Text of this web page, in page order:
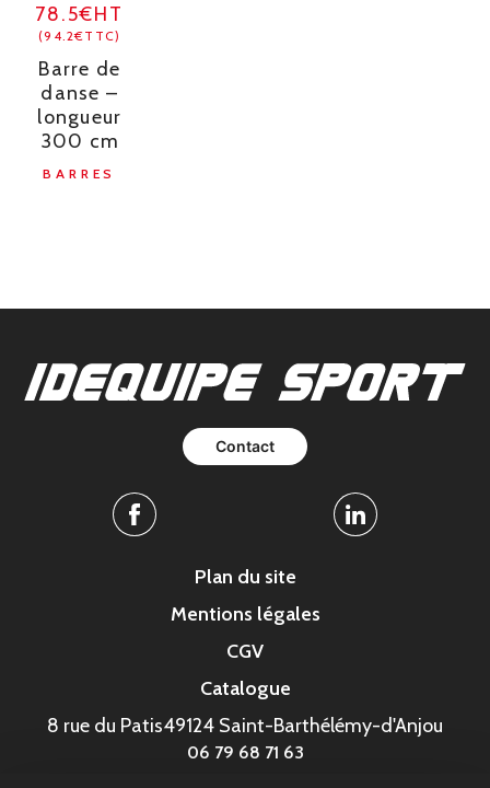
78.5€HT
(94.2€TTC)
Barre de
danse –
longueur
300 cm
BARRES
Contact
Facebook Linkedin
Plan du site
Mentions légales
CGV
Catalogue
8 rue du Patis49124 Saint-Barthélémy-d'Anjou
06 79 68 71 63